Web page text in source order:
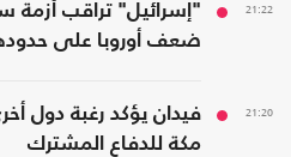
21:22
"إسرائيل" تراقب
ضعف أوروبا على
21:20
فيدان يؤكد رغبة دول
مكة للدفاع المشترك